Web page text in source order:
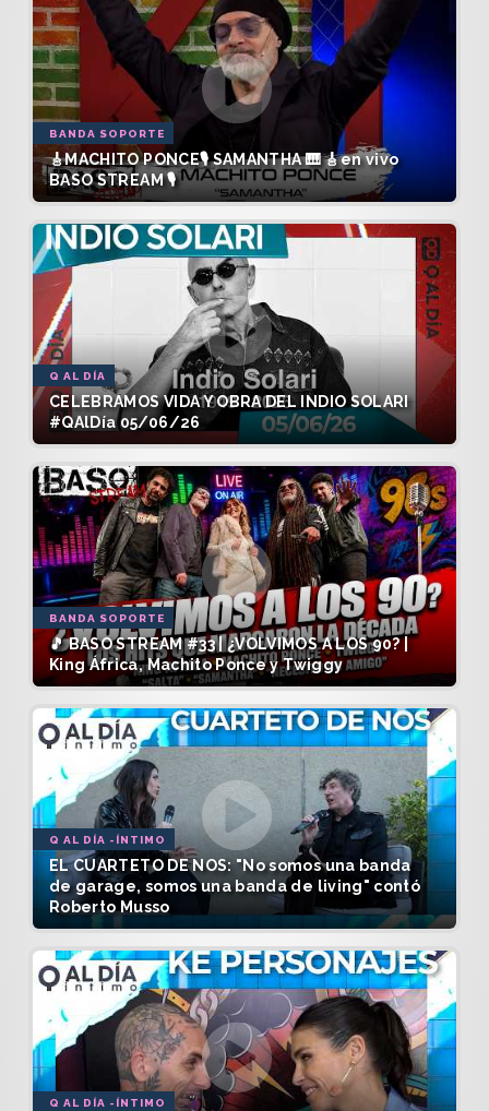
BANDA SOPORTE
🎸MACHITO PONCE🎙️ SAMANTHA 🎹 🎸en vivo
BASO STREAM 🎙️
Q AL DÍA
CELEBRAMOS VIDA Y OBRA DEL INDIO SOLARI
#QAlDía 05/06/26
BANDA SOPORTE
🎵 BASO STREAM #33 | ¿VOLVIMOS A LOS 90? |
King África, Machito Ponce y Twiggy
Q AL DÍA -ÍNTIMO
EL CUARTETO DE NOS: "No somos una banda
de garage, somos una banda de living" contó
Roberto Musso
Q AL DÍA -ÍNTIMO